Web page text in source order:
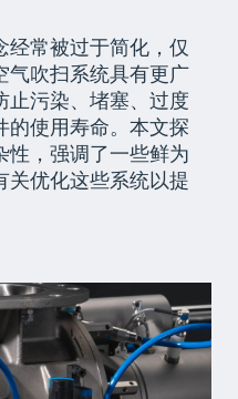
经常被过于简化，仅
气吹扫系统具有更广
污染、堵塞、过度
的使用寿命。本文探
性，强调了一些鲜为
关优化这些系统以提